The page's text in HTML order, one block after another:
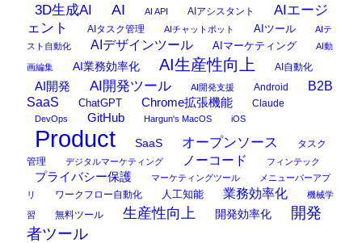
3D生成AI AI AI API AIアシスタント
AIエージ
ェント
AIタスク管理 AIチャットボット AIツール
AIテ
スト自動化
AIデザインツール AIマーケティング AI動
画編集 AI業務効率化 AI生産性向上 AI自動化
AI開発 AI開発ツール AI開発支援 Android
B2B
SaaS
ChatGPT Chrome拡張機能 Claude
DevOps GitHub Hargun's MacOS iOS
Product SaaS オープンソース
タスク
管理
デジタルマーケティング ノーコード フィンテック
プライバシー保護 マーケティングツール
メニューバーアプ
リ
ワークフロー自動化 人工知能 業務効率化 機械学
習 無料ツール 生産性向上 開発効率化
開発
者ツール